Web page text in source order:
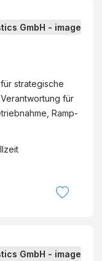
strategische
für
Ramp-